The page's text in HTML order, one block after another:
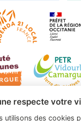
respecte votre
utilisons des cookies